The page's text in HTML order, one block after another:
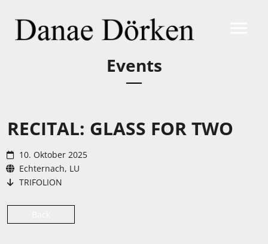
Events
RECITAL: GLASS FOR TWO
10. Oktober 2025
Echternach, LU
TRIFOLION